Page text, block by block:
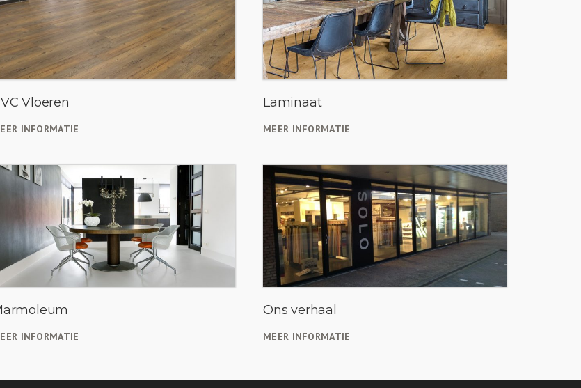
Vloeren
INFORMATIE
INFORMATIE
Laminaat
MEER INFORMATIE
Ons verhaal
MEER INFORMATIE